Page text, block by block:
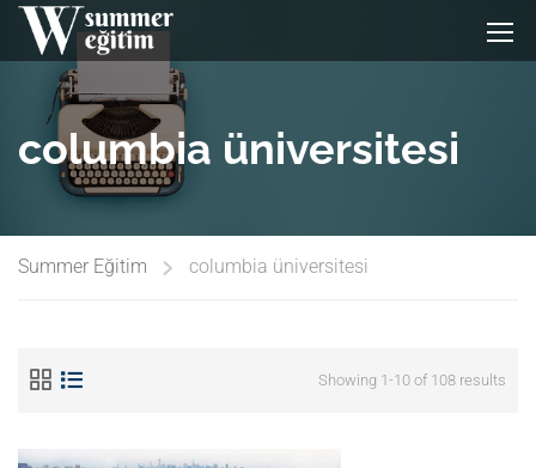
columbia üniversitesi
Summer Eğitim columbia üniversitesi
Showing 1-10 of 108 results